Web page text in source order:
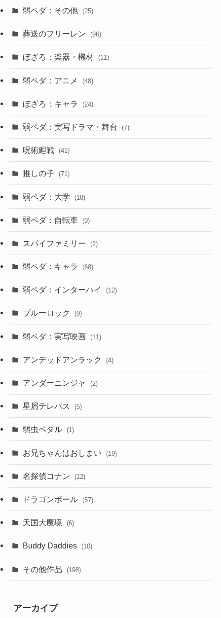
弱ペダ：その他 (25)
葬送のフリーレン (96)
ぼざろ：楽器・機材 (11)
弱ペダ：アニメ (48)
ぼざろ：キャラ (24)
弱ペダ：実写ドラマ・舞台 (7)
呪術廻戦 (41)
推しの子 (71)
弱ペダ：大学 (18)
弱ペダ：自転車 (9)
スパイファミリー (2)
弱ペダ：キャラ (68)
弱ペダ：インターハイ (12)
ブルーロック (9)
弱ペダ：実写映画 (11)
アンデッドアンラック (4)
アンダーニンジャ (2)
星屑テレパス (5)
弱虫ペダル (1)
お兄ちゃんはおしまい (19)
名探偵コナン (12)
ドラゴンボール (57)
天国大魔境 (6)
Buddy Daddies (10)
その他作品 (198)
アーカイブ